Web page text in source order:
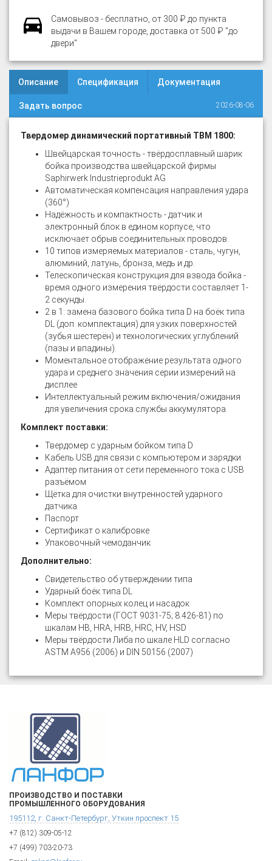
Самовывоз - бесплатно, от 300 ₽ до пункта
выдачи в Вашем городе, доставка от 500 ₽ "до
двери"
Описание Спецификация Документация
Задать вопрос 2026-08-06
Твердомер динамический портативный ТВМ 1800:
Швейцарская точность - твёрдосплавный шарик
бойка производства швейцарской фирмы
Saphirwerk Industrieprodukt AG
Автоматическая компенсация направления удара
(360°)
Надёжность и компактность - датчик и
электронный блок в едином корпусе, что
исключает обрыв соединительных проводов.
10 типов измеряемых материалов - сталь, чугун,
алюминий, латунь, бронза, медь и др.
Телескопическая конструкция для взвода бойка -
время одного измерения твёрдости составляет 1-
2 секунды.
2 в 1: замена базового бойка типа D на боёк типа
DL (доп. комплектация) для узких поверхностей
(зубья шестерён) и технологических углублений
(пазы и впадины).
Моментальное отображение результата одного
удара и среднего значения серии измерений на
дисплее
Интеллектуальный режим включения/ожидания
для увеличения срока службы аккумулятора
Комплект поставки:
Твердомер с ударным бойком типа D
Кабель USB для связи с компьютером и зарядки
Адаптер питания от сети переменного тока с USB
разъёмом
Щётка для очистки внутренностей ударного
датчика
Паспорт
Сертификат о калибровке
Упаковочный чемоданчик
Дополнительно:
Свидетельство об утверждении типа
Ударный боёк типа DL
Комплект опорных колец и насадок
Меры твёрдости (ГОСТ 9031-75; 8.426-81) по
шкалам HB, HRA, HRB, HRC, HV, HSD
Меры твёрдости Либа по шкале HLD согласно
ASTM A956 (2006) и DIN 50156 (2007)
ПРОИЗВОДСТВО И ПОСТАВКИ
ПРОМЫШЛЕННОГО ОБОРУДОВАНИЯ
195112, г. Санкт-Петербург, Уткин проспект 15
+7 (812) 309-05-12
+7 (499) 703-20-73